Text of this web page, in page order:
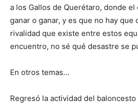
a los Gallos de Querétaro, donde
ganar o ganar, y es que no hay que
rivalidad que existe entre estos
encuentro, no sé qué desastre se
En otros temas…
Regresó la actividad del